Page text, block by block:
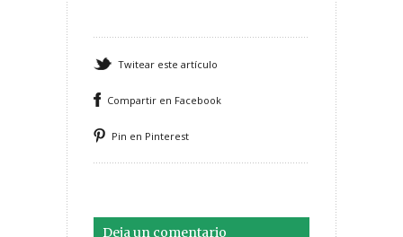
Twitear este artículo
Compartir en Facebook
Pin en Pinterest
Deja un comentario